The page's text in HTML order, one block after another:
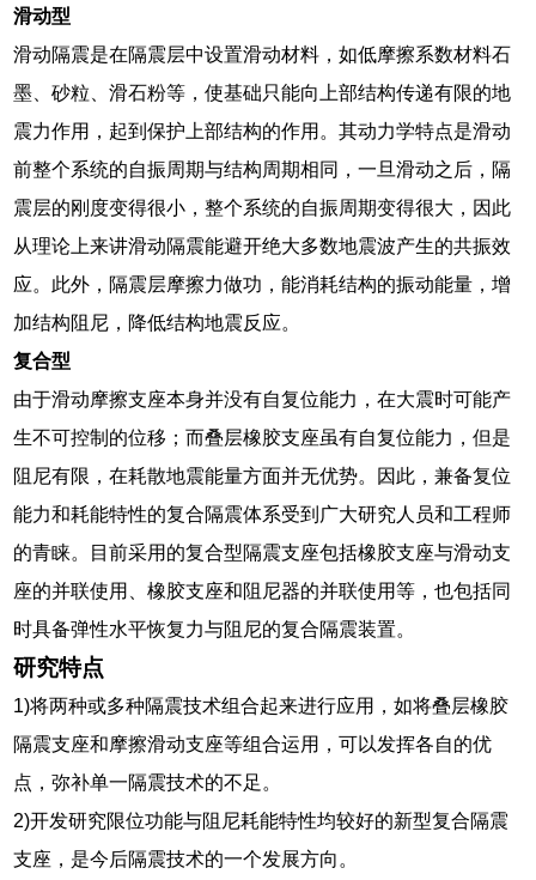
滑动型
滑动隔震是在隔震层中设置滑动材料，如低摩擦系数材料石
墨、砂粒、滑石粉等，使基础只能向上部结构传递有限的地
震力作用，起到保护上部结构的作用。其动力学特点是滑动
前整个系统的自振周期与结构周期相同，一旦滑动之后，隔
震层的刚度变得很小，整个系统的自振周期变得很大，因此
从理论上来讲滑动隔震能避开绝大多数地震波产生的共振效
应。此外，隔震层摩擦力做功，能消耗结构的振动能量，增
加结构阻尼，降低结构地震反应。
复合型
由于滑动摩擦支座本身并没有自复位能力，在大震时可能产
生不可控制的位移；而叠层橡胶支座虽有自复位能力，但是
阻尼有限，在耗散地震能量方面并无优势。因此，兼备复位
能力和耗能特性的复合隔震体系受到广大研究人员和工程师
的青睐。目前采用的复合型隔震支座包括橡胶支座与滑动支
座的并联使用、橡胶支座和阻尼器的并联使用等，也包括同
时具备弹性水平恢复力与阻尼的复合隔震装置。
研究特点
1)将两种或多种隔震技术组合起来进行应用，如将叠层橡胶
隔震支座和摩擦滑动支座等组合运用，可以发挥各自的优
点，弥补单一隔震技术的不足。
2)开发研究限位功能与阻尼耗能特性均较好的新型复合隔震
支座，是今后隔震技术的一个发展方向。